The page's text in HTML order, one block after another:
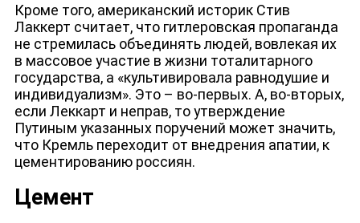
Кроме того, американский историк Стив
Лаккерт считает, что гитлеровская пропаганда
не стремилась объединять людей, вовлекая их
в массовое участие в жизни тоталитарного
государства, а «культивировала равнодушие и
индивидуализм». Это – во-первых. А, во-вторых,
если Леккарт и неправ, то утверждение
Путиным указанных поручений может значить,
что Кремль переходит от внедрения апатии, к
цементированию россиян.
Цемент